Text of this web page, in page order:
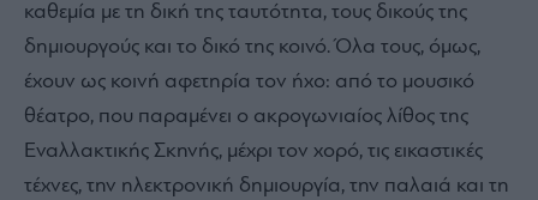
καθεμία με τη δική της ταυτότητα, τους δικούς της
δημιουργούς και το δικό της κοινό. Όλα τους, όμως,
έχουν ως κοινή αφετηρία τον ήχο: από το μουσικό
θέατρο, που παραμένει ο ακρογωνιαίος λίθος της
Εναλλακτικής Σκηνής, μέχρι τον χορό, τις εικαστικές
τέχνες, την ηλεκτρονική δημιουργία, την παλαιά και τη